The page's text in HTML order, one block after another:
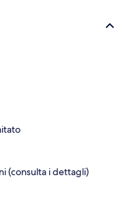
(consulta i dettagli)